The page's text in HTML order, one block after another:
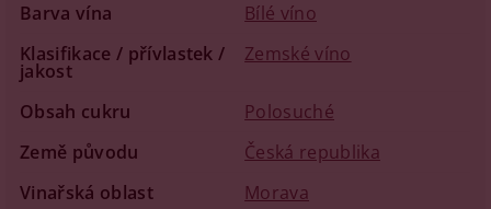
Barva vína
Bílé víno
Klasifikace / přívlastek /
jakost
Zemské víno
Obsah cukru
Polosuché
Země původu
Česká republika
Vinařská oblast
Morava